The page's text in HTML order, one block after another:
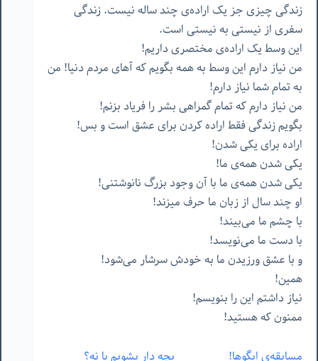
زندگی چیزی جز یک اراده‌ی چند ساله نیست. زندگی
سفری از نیستی به نیستی است.
این وسط یک اراده‌ی مختصری داریم!
من نیاز دارم این وسط به همه بگویم که آهای مردم دنیا! من
به تمام شما نیاز دارم!
من نیاز دارم که تمام گمراهی بشر را فریاد بزنم!
بگویم زندگی فقط اراده کردن برای عشق است و بس!
اراده برای یکی شدن!
یکی شدن همه‌ی ما!
یکی شدن همه‌ی ما با آن وجود بزرگ نانوشتنی!
او چند سال از زبان ما حرف میزند!
با چشم ما می‌بیند!
با دست ما می‌نویسد!
و با عشق ورزیدن ما به خودش سرشار می‌شود!
همین!
نیاز داشتم این را بنویسم!
ممنون که هستید!
مسابقه‌ی ایگوها! بچه دار بشویم یا نه؟